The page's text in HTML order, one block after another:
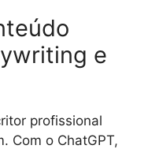
e
profissional
Com o ChatGPT,